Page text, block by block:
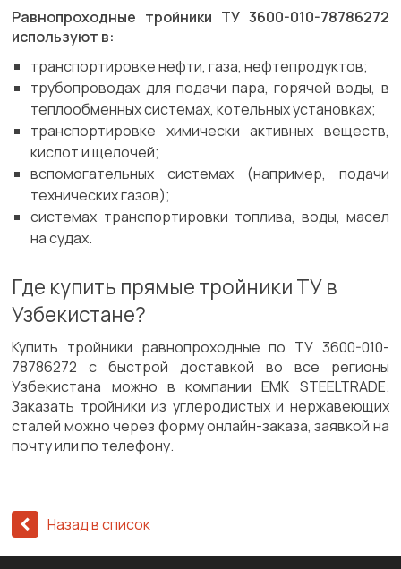
Равнопроходные тройники ТУ 3600-010-78786272
используют в:
транспортировке нефти, газа, нефтепродуктов;
трубопроводах для подачи пара, горячей воды, в
теплообменных системах, котельных установках;
транспортировке химически активных веществ,
кислот и щелочей;
вспомогательных системах (например, подачи
технических газов);
системах транспортировки топлива, воды, масел
на судах.
Где купить прямые тройники ТУ в
Узбекистане?
Купить тройники равнопроходные по ТУ 3600-010-
78786272 с быстрой доставкой во все регионы
Узбекистана можно в компании EMK STEELTRADE.
Заказать тройники из углеродистых и нержавеющих
сталей можно через форму онлайн-заказа, заявкой на
почту или по телефону.
Назад в список